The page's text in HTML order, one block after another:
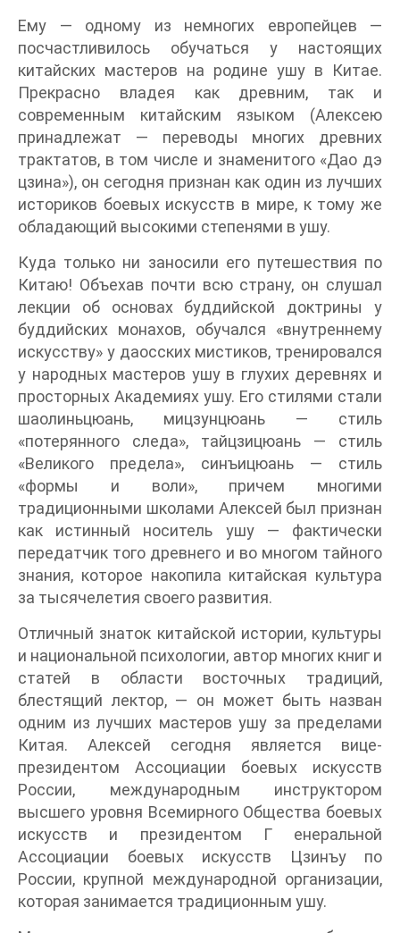
Ему — одному из немногих европейцев —
посчастливилось обучаться у настоящих
китайских мастеров на родине ушу в Китае.
Прекрасно владея как древним, так и
современным китайским языком (Алексею
принадлежат — переводы многих древних
трактатов, в том числе и знаменитого «Дао дэ
цзина»), он сегодня признан как один из лучших
историков боевых искусств в мире, к тому же
обладающий высокими степенями в ушу.
Куда только ни заносили его путешествия по
Китаю! Объехав почти всю страну, он слушал
лекции об основах буддийской доктрины у
буддийских монахов, обучался «внутреннему
искусству» у даосских мистиков, тренировался
у народных мастеров ушу в глухих деревнях и
просторных Академиях ушу. Его стилями стали
шаолиньцюань, мицзунцюань — стиль
«потерянного следа», тайцзицюань — стиль
«Великого предела», синъицюань — стиль
«формы и воли», причем многими
традиционными школами Алексей был признан
как истинный носитель ушу — фактически
передатчик того древнего и во многом тайного
знания, которое накопила китайская культура
за тысячелетия своего развития.
Отличный знаток китайской истории, культуры
и национальной психологии, автор многих книг и
статей в области восточных традиций,
блестящий лектор, — он может быть назван
одним из лучших мастеров ушу за пределами
Китая. Алексей сегодня является вице-
президентом Ассоциации боевых искусств
России, международным инструктором
высшего уровня Всемирного Общества боевых
искусств и президентом Г енеральной
Ассоциации боевых искусств Цзинъу по
России, крупной международной организации,
которая занимается традиционным ушу.